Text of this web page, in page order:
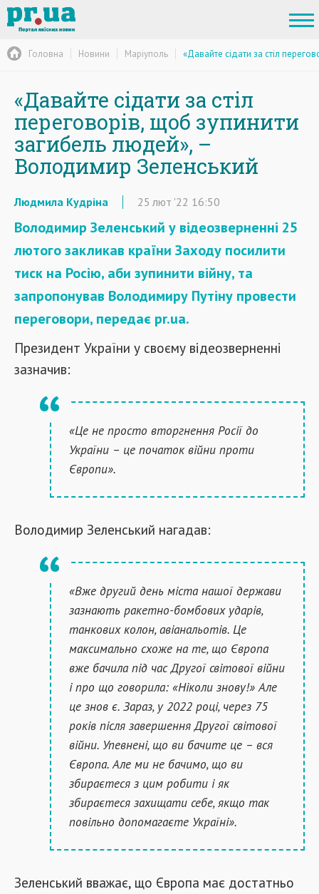
Головна Новини Маріуполь «Давайте сідати за стіл
«Давайте сідати за стіл
переговорів, щоб зупинити
загибель людей», –
Володимир Зеленський
Людмила Кудріна 25 лют '22 16:50
Володимир Зеленський у відеозверненні 25
лютого закликав країни Заходу посилити
тиск на Росію, аби зупинити війну, та
запропонував Володимиру Путіну провести
переговори, передає pr.ua.
Президент України у своєму відеозверненні
зазначив:
«Це не просто вторгнення Росії до
України – це початок війни проти
Європи».
Володимир Зеленський нагадав:
«Вже другий день міста нашої держави
зазнають ракетно-бомбових ударів,
танкових колон, авіанальотів. Це
максимально схоже на те, що Європа
вже бачила під час Другої світової війни
і про що говорила: «Ніколи знову!» Але
це знов є. Зараз, у 2022 році, через 75
років після завершення Другої світової
війни. Упевнені, що ви бачите це – вся
Європа. Але ми не бачимо, що ви
збираєтеся з цим робити і як
збираєтеся захищати себе, якщо так
повільно допомагаєте Україні».
Зеленський вважає, що Європа має достатньо